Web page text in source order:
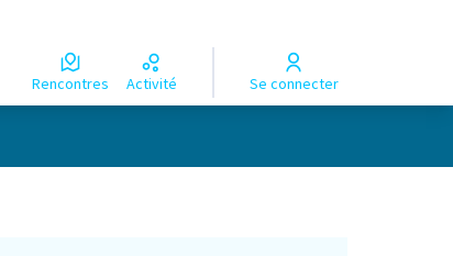
Rencontres Activité Se connecter